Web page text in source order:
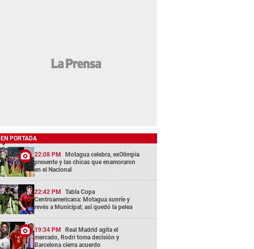
EN PORTADA
22:08 PM Motagua celebra, exOlimpia
presente y las chicas que enamoraron
en el Nacional
22:42 PM Tabla Copa
Centroamericana: Motagua sonríe y
revés a Municipal; así quedó la pelea
19:34 PM Real Madrid agita el
mercado, Rodri toma decisión y
Barcelona cierra acuerdo